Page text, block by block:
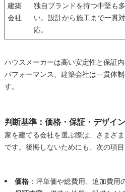
建築
会社
独自ブランドを持つ中堅も多
い。設計から施工まで一貫対
応。
ハウスメーカーは高い安定性と保証
パフォーマンス、建築会社は一貫体
す。
判断基準：価格・保証・デザイ
家を建てる会社を選ぶ際は、さまざ
です。後悔しないためにも、次の項
価格：坪単価や総費用、追加費用